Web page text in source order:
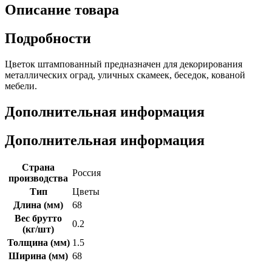
Описание товара
Подробности
Цветок штампованный предназначен для декорирования
металлических оград, уличных скамеек, беседок, кованой
мебели.
Дополнительная информация
Дополнительная информация
Страна
производства
Россия
Тип
Цветы
Длина (мм)
68
Вес брутто
(кг/шт)
0.2
Толщина (мм) 1.5
Ширина (мм) 68